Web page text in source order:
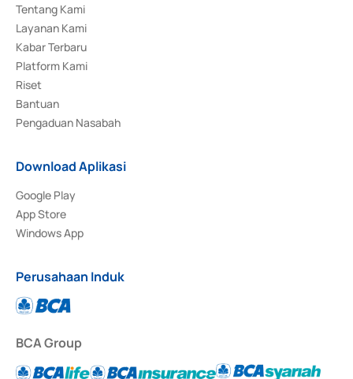
Tentang Kami
Layanan Kami
Kabar Terbaru
Platform Kami
Riset
Bantuan
Pengaduan Nasabah
Download Aplikasi
Google Play
App Store
Windows App
Perusahaan Induk
BCA Group